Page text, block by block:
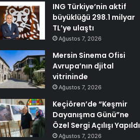
ING Türkiye’nin aktif
büyüklüğü 298.1 milyar
TL’ye ulaştı
Ağustos 7, 2026
Mersin Sinema Ofisi
Avrupa’nın djital
vitrininde
Ağustos 7, 2026
Keçiören’de “Keşmir
Dayanışma Günü”ne
Özel Sergi Açılışı Yapıldı
Ağustos 7, 2026